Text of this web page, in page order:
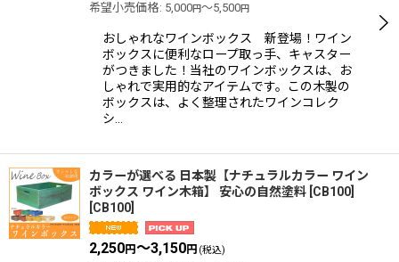
希望小売価格: 5,000円～5,500円
おしゃれなワインボックス 新登場！ワイン
ボックスに便利なロープ取っ手、キャスター
がつきました！当社のワインボックスは、お
しゃれで実用的なアイテムです。この木製の
ボックスは、よく整理されたワインコレク
シ…
カラーが選べる 日本製【ナチュラルカラー ワイン
ボックス ワイン木箱】 安心の自然塗料 [CB100]
CB100
2,250円～3,150円 (税込)